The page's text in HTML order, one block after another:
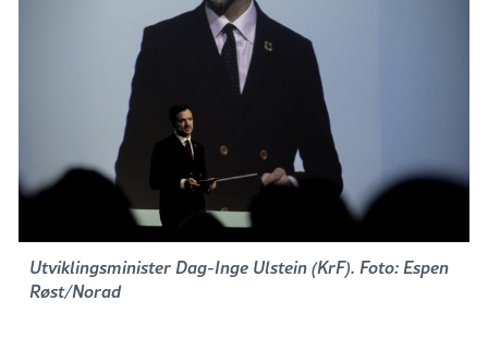
Utviklingsminister Dag-Inge Ulstein (KrF). Foto: Espen
Røst/Norad